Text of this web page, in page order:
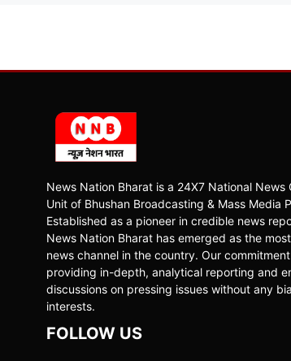
News Nation Bharat is a 24X7 National News
Unit of Bhushan Broadcasting & Mass Media
Established as a pioneer in credible news
News Nation Bharat has emerged as the
news channel in the country. Our
providing in-depth, analytical reporting and
discussions on pressing issues without any
interests.
FOLLOW US